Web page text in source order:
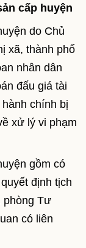
cấp huyện
do Chủ
xã, thành phố
nhân dân
đấu giá tài
chính bị
xử lý vi phạm
gồm có
định tịch
phòng Tư
có liên